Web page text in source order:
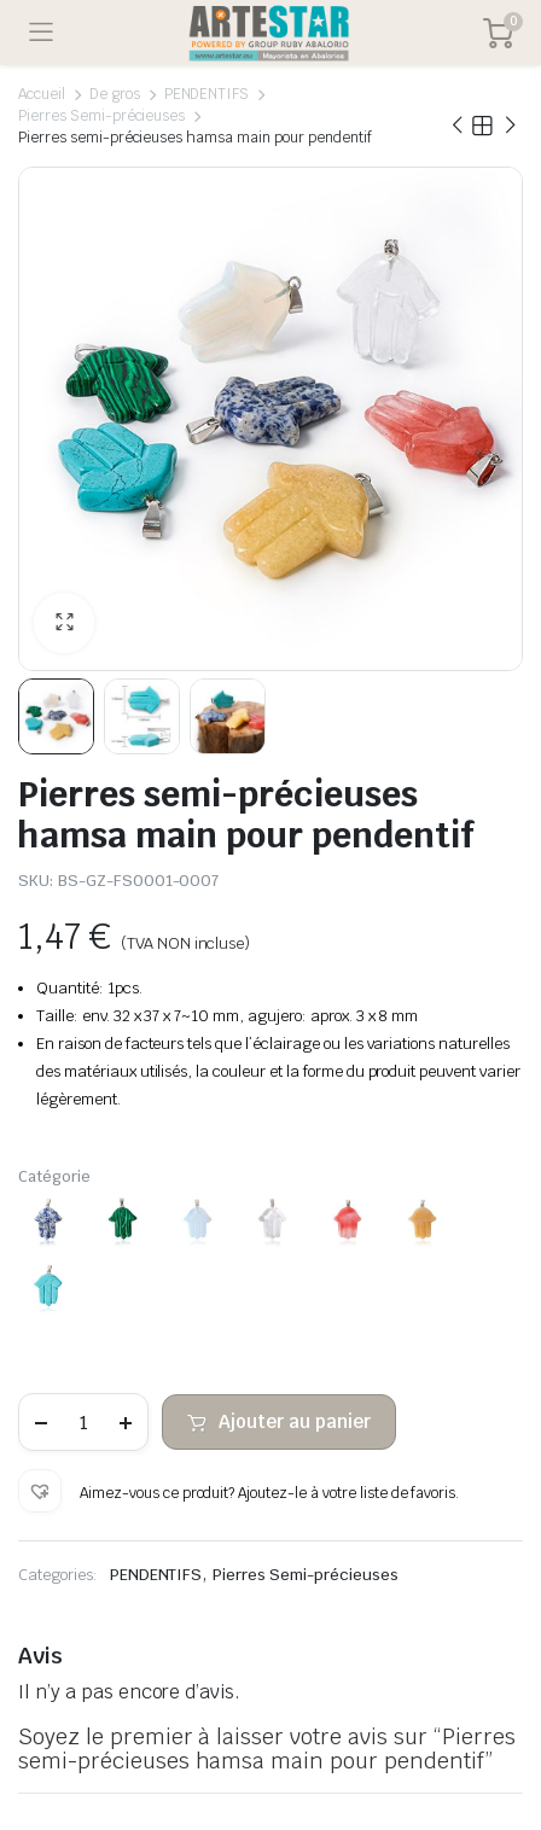
0
Accueil De gros
PENDENTIFS
Pierres Semi-précieuses
Pierres semi-précieuses hamsa main pour pendentif
Pierres semi-précieuses
hamsa main pour pendentif
SKU: BS-GZ-FS0001-0007
1,47€ (TVA NON incluse)
Quantité: 1pcs.
Taille: env. 32 x 37 x 7~10 mm, agujero: aprox. 3 x 8 mm
En raison de facteurs tels que l’éclairage ou les variations naturelles
des matériaux utilisés, la couleur et la forme du produit peuvent varier
légèrement.
Catégorie
Pierres
précieuses
pour
pendentif
Ajouter au panier
Aimez-vous ce produit? Ajoutez-le à votre liste de favoris.
Categories: PENDENTIFS,Pierres Semi-précieuses
Avis
Il n’y a pas encore d’avis.
Soyez le premier à laisser votre avis sur “Pierres
semi-précieuses hamsa main pour pendentif”